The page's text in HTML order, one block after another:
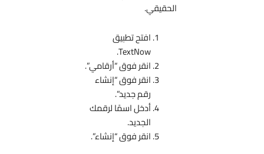
الحقيقي.
افتح تطبيق
TextNow.
انقر فوق “أرقامي”.
انقر فوق “إنشاء
رقم جديد”.
أدخل اسمًا لرقمك
الجديد.
انقر فوق “إنشاء”.